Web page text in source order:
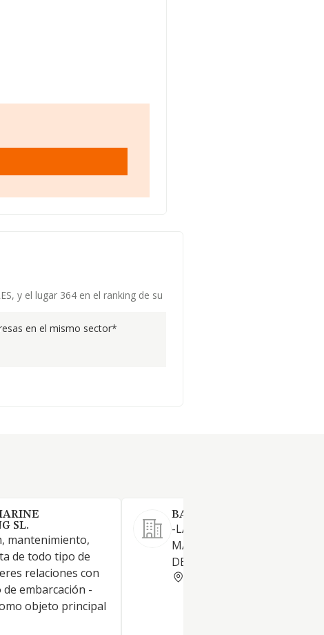
y el lugar 364 en el ranking de su
en el mismo sector*
SL.
mantenimiento,
de todo tipo de
relaciones con
embarcación -
objeto principal
BALANCE MARINE SL
-LA COMPRAVENTA,
MANTENIMIENTO DE TODO
DE EMBARCACIONES DE